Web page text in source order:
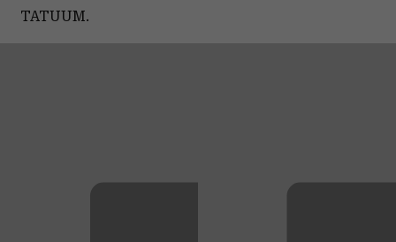
TATUUM.